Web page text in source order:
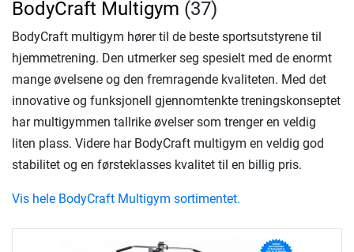
BodyCraft Multigym (37)
BodyCraft multigym hører til de beste sportsutstyrene til
hjemmetrening. Den utmerker seg spesielt med de enormt
mange øvelsene og den fremragende kvaliteten. Med det
innovative og funksjonell gjennomtenkte treningskonseptet
har multigymmen tallrike øvelser som trenger en veldig
liten plass. Videre har BodyCraft multigym en veldig god
stabilitet og en førsteklasses kvalitet til en billig pris.
Vis hele BodyCraft Multigym sortimentet.